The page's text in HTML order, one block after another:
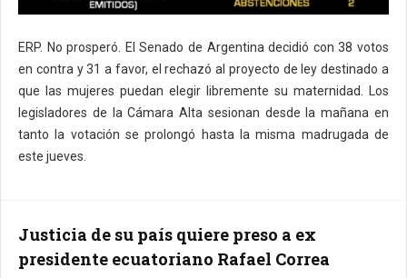
ERP. No prosperó. El Senado de Argentina decidió con 38 votos
en contra y 31 a favor, el rechazó al proyecto de ley destinado a
que las mujeres puedan elegir libremente su maternidad. Los
legisladores de la Cámara Alta sesionan desde la mañana en
tanto la votación se prolongó hasta la misma madrugada de
este jueves.
Justicia de su país quiere preso a ex
presidente ecuatoriano Rafael Correa